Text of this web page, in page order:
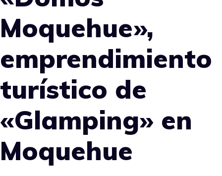
Moquehue»,
emprendimiento
turístico de
«Glamping» en
Moquehue